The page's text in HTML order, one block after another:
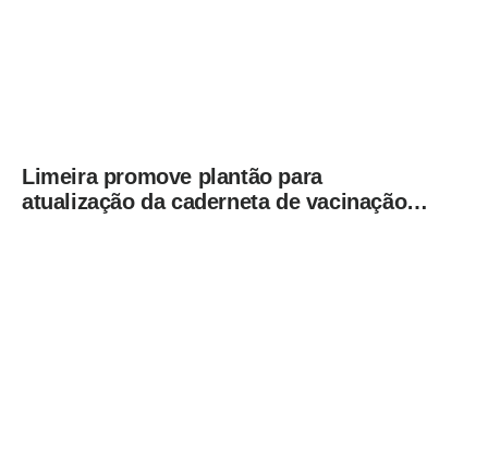
Limeira promove plantão para
atualização da caderneta de vacinação